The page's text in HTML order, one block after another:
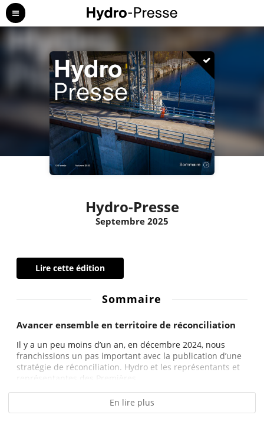
Hydro-Presse
Septembre 2025
Lire cette édition
Sommaire
Avancer ensemble en territoire de réconciliation
Il y a un peu moins d’un an, en décembre 2024, nous
franchissions un pas important avec la publication d’une
stratégie de réconciliation. Hydro et les représentants et
représentantes des Premières...
En lire plus